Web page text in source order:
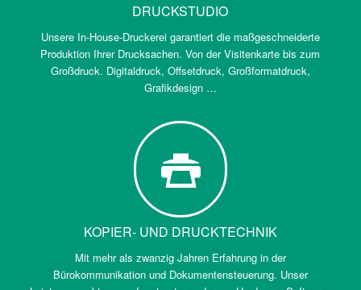
DRUCKSTUDIO
Unsere In-House-Druckerei garantiert die maßgeschneiderte
Produktion Ihrer Drucksachen. Von der Visitenkarte bis zum
Großdruck. Digitaldruck, Offsetdruck, Großformatdruck,
Grafikdesign …
KOPIER- UND DRUCKTECHNIK
Mit mehr als zwanzig Jahren Erfahrung in der
Bürokommunikation und Dokumentensteuerung. Unser